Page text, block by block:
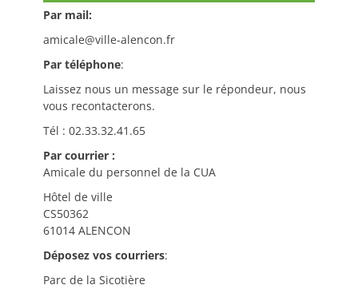
Par mail:
amicale@ville-alencon.fr
Par téléphone:
Laissez nous un message sur le répondeur, nous
vous recontacterons.
Tél : 02.33.32.41.65
Par courrier :
Amicale du personnel de la CUA
Hôtel de ville
CS50362
61014 ALENCON
Déposez vos courriers:
Parc de la Sicotière